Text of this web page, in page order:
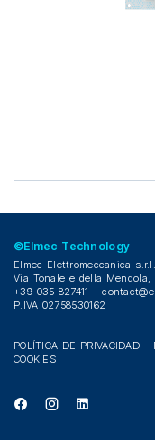
©Elmec Technology
Elmec Elettromeccanica s.r.l.
Via Tonale e della Mendola,
+39 035 827411 -
P.IVA 02758530162
POLÍTICA DE PRIVACIDAD -
COOKIES